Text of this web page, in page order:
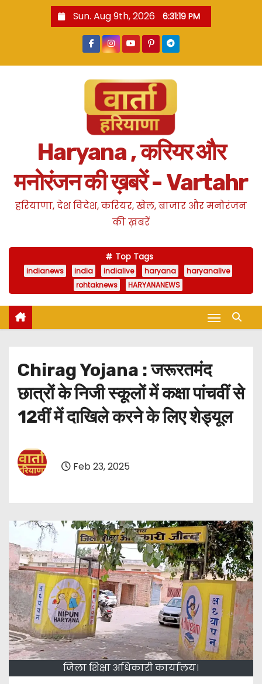
Sun. Aug 9th, 2026 6:31:20 PM
Haryana , करियर और
मनोरंजन की ख़बरें - Vartahr
हरियाणा, देश विदेश, करियर, खेल, बाजार और मनोरंजन
की ख़बरें
Top Tags
indianews india indialive haryana
haryanalive
rohtaknews
HARYANANEWS
Chirag Yojana : जरूरतमंद
छात्रों के निजी स्कूलों में कक्षा पांचवीं से
12वीं में दाखिले करने के लिए शेड्यूल
Feb 23, 2025
जिला शिक्षा अधिकारी कार्यालय।